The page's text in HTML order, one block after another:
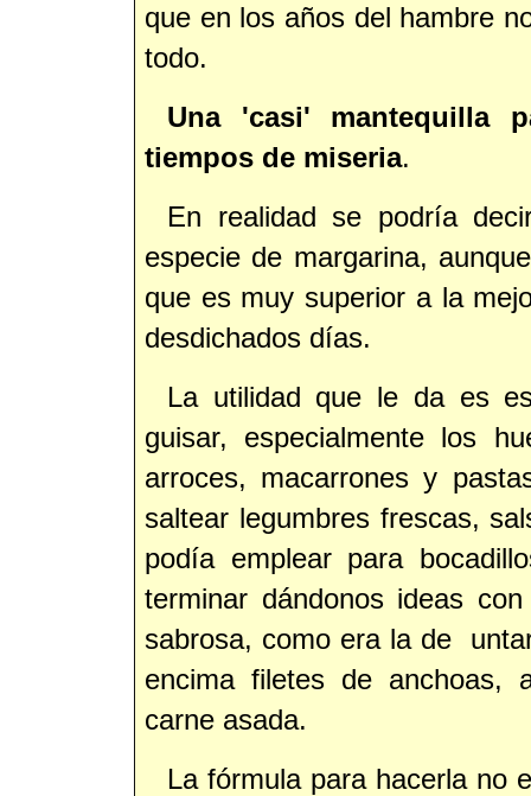
que en los años del hambre
todo.
Una 'casi' mantequilla
tiempos de miseria.
En realidad se podría
especie de margarina,
que es muy superior a la
desdichados días.
La utilidad que le da es
guisar, especialmente los
arroces, macarrones y
saltear legumbres frescas,
podía emplear para
terminar dándonos ideas
sabrosa, como era la de
encima filetes de anchoas,
carne asada.
La fórmula para hacerla no